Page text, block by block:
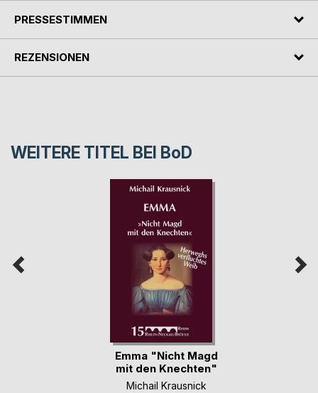
PRESSESTIMMEN
REZENSIONEN
WEITERE TITEL BEI BoD
Emma "Nicht Magd
mit den Knechten"
Michail Krausnick